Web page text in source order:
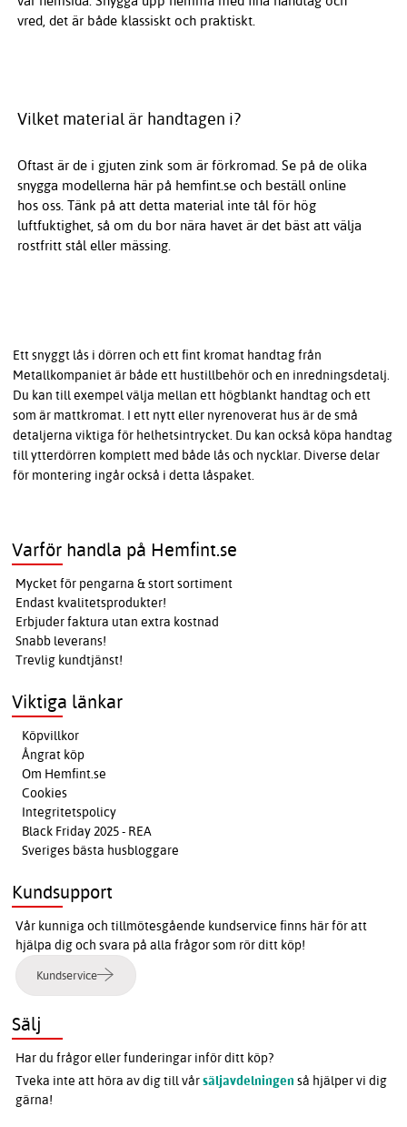
vred, det är både klassiskt och praktiskt.
Vilket material är handtagen i?
Oftast är de i gjuten zink som är förkromad. Se på de olika
snygga modellerna här på hemfint.se och beställ online
hos oss. Tänk på att detta material inte tål för hög
luftfuktighet, så om du bor nära havet är det bäst att välja
rostfritt stål eller mässing.
Ett snyggt lås i dörren och ett fint kromat handtag från
Metallkompaniet är både ett hustillbehör och en inredningsdetalj.
Du kan till exempel välja mellan ett högblankt handtag och ett
som är mattkromat. I ett nytt eller nyrenoverat hus är de små
detaljerna viktiga för helhetsintrycket. Du kan också köpa handtag
till ytterdörren komplett med både lås och nycklar. Diverse delar
för montering ingår också i detta låspaket.
Varför handla på Hemfint.se
Mycket för pengarna & stort sortiment
Endast kvalitetsprodukter!
Erbjuder faktura utan extra kostnad
Snabb leverans!
Trevlig kundtjänst!
Viktiga länkar
Köpvillkor
Ångrat köp
Om Hemfint.se
Cookies
Integritetspolicy
Black Friday 2025 - REA
Sveriges bästa husbloggare
Kundsupport
Vår kunniga och tillmötesgående kundservice finns här för att
hjälpa dig och svara på alla frågor som rör ditt köp!
Kundservice
Sälj
Har du frågor eller funderingar inför ditt köp?
Tveka inte att höra av dig till vårsäljavdelningen så hjälper vi dig
gärna!